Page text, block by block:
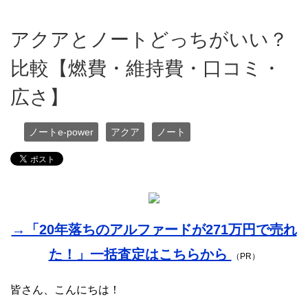
アクアとノートどっちがいい？
比較【燃費・維持費・口コミ・
広さ】
ノートe-power アクア ノート
→「20年落ちのアルファードが271万円で売れ
た！」一括査定はこちらから
（PR）
皆さん、こんにちは！